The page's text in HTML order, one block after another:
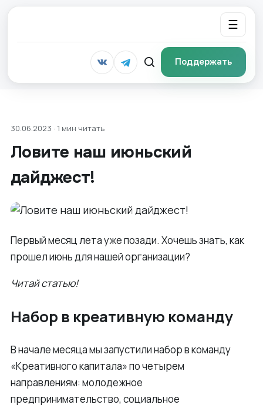
☰
Поддержать
30.06.2023 · 1 мин читать
Ловите наш июньский
дайджест!
Первый месяц лета уже позади. Хочешь знать, как
прошел июнь для нашей организации?
Читай статью!
Набор в креативную команду
В начале месяца мы запустили набор в команду
«Креативного капитала» по четырем
направлениям: молодежное
предпринимательство, социальное